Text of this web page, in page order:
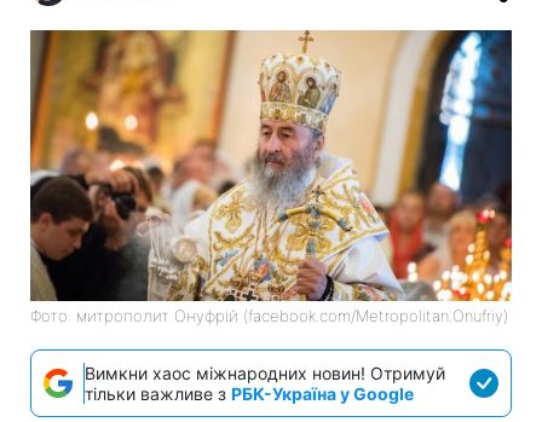
Фото: митрополит Онуфрій (facebook.com/Metropolitan.Onufriy)
Вимкни хаос міжнародних новин! Отримуй
тільки важливе з РБК-Україна у Google